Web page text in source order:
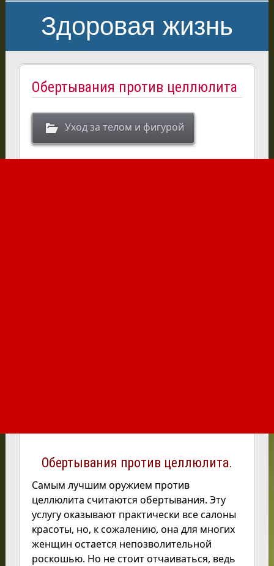
Здоровая жизнь
Обертывания против целлюлита
Уход за телом и фигурой
Обертывания против целлюлита.
Самым лучшим оружием против
целлюлита считаются обертывания. Эту
услугу оказывают практически все салоны
красоты, но, к сожалению, она для многих
женщин остается непозволительной
роскошью. Но не стоит отчаиваться, ведь